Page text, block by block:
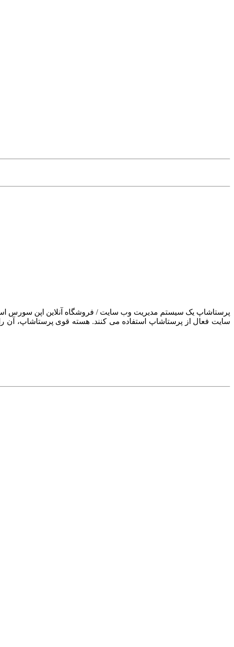
سایت فعال از پرستاشاپ استفاده می کنند. هسته قوی پرستاشاپ، آن را